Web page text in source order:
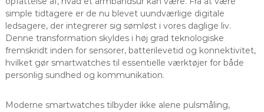
simple tidtagere er de nu blevet uundværlige digitale
ledsagere, der integrerer sig sømløst i vores daglige liv.
Denne transformation skyldes i høj grad teknologiske
fremskridt inden for sensorer, batterilevetid og konnektivitet,
hvilket gør smartwatches til essentielle værktøjer for både
personlig sundhed og kommunikation.
Moderne smartwatches tilbyder ikke alene pulsmåling,